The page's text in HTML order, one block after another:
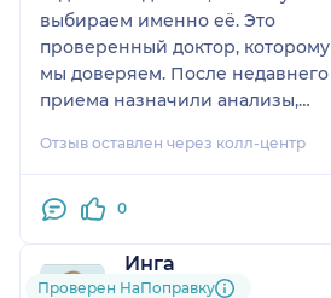
выбираем именно её. Это
проверенный доктор, которому
мы доверяем. После недавнего
приема назначили анализы,
Отзыв оставлен через колл-центр
0
Инга
1 отзыв
Проверен НаПоправку